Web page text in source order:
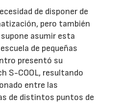
de disponer de
pero también
asumir esta
de pequeñas
presentó su
S-COOL, resultando
entre las
de distintos puntos de